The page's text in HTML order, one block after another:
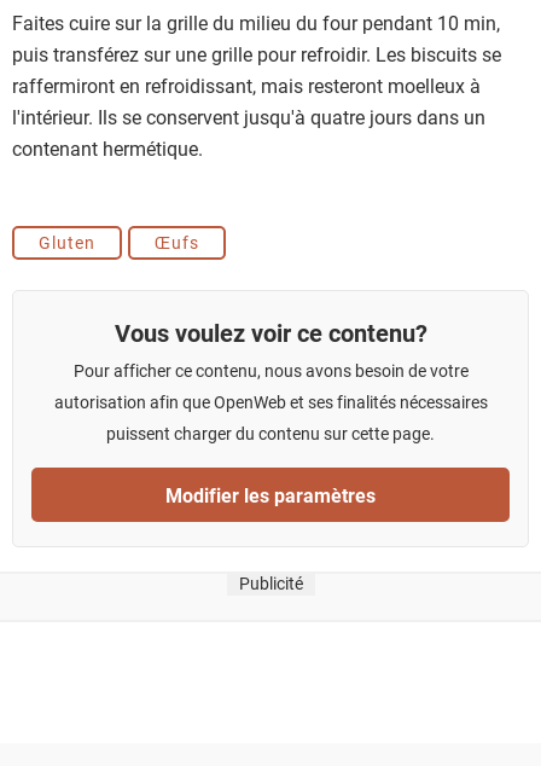
Faites cuire sur la grille du milieu du four pendant 10 min,
puis transférez sur une grille pour refroidir. Les biscuits se
raffermiront en refroidissant, mais resteront moelleux à
l'intérieur. Ils se conservent jusqu'à quatre jours dans un
contenant hermétique.
Gluten Œufs
Vous voulez voir ce contenu?
Pour afficher ce contenu, nous avons besoin de votre
autorisation afin que OpenWeb et ses finalités nécessaires
puissent charger du contenu sur cette page.
Modifier les paramètres
Publicité